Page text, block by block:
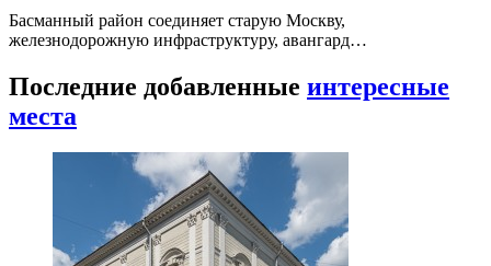
Басманный район соединяет старую Москву,
железнодорожную инфраструктуру, авангард…
Последние добавленные интересные
места